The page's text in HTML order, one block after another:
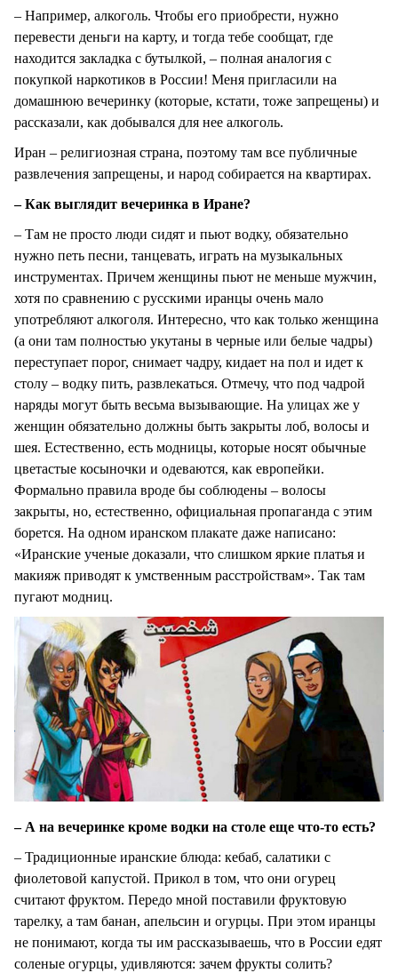
– Например, алкоголь. Чтобы его приобрести, нужно
перевести деньги на карту, и тогда тебе сообщат, где
находится закладка с бутылкой, – полная аналогия с
покупкой наркотиков в России! Меня пригласили на
домашнюю вечеринку (которые, кстати, тоже запрещены) и
рассказали, как добывался для нее алкоголь.
Иран – религиозная страна, поэтому там все публичные
развлечения запрещены, и народ собирается на квартирах.
– Как выглядит вечеринка в Иране?
– Там не просто люди сидят и пьют водку, обязательно
нужно петь песни, танцевать, играть на музыкальных
инструментах. Причем женщины пьют не меньше мужчин,
хотя по сравнению с русскими иранцы очень мало
употребляют алкоголя. Интересно, что как только женщина
(а они там полностью укутаны в черные или белые чадры)
переступает порог, снимает чадру, кидает на пол и идет к
столу – водку пить, развлекаться. Отмечу, что под чадрой
наряды могут быть весьма вызывающие. На улицах же у
женщин обязательно должны быть закрыты лоб, волосы и
шея. Естественно, есть модницы, которые носят обычные
цветастые косыночки и одеваются, как европейки.
Формально правила вроде бы соблюдены – волосы
закрыты, но, естественно, официальная пропаганда с этим
борется. На одном иранском плакате даже написано:
«Иранские ученые доказали, что слишком яркие платья и
макияж приводят к умственным расстройствам». Так там
пугают модниц.
– А на вечеринке кроме водки на столе еще что-то есть?
– Традиционные иранские блюда: кебаб, салатики с
фиолетовой капустой. Прикол в том, что они огурец
считают фруктом. Передо мной поставили фруктовую
тарелку, а там банан, апельсин и огурцы. При этом иранцы
не понимают, когда ты им рассказываешь, что в России едят
соленые огурцы, удивляются: зачем фрукты солить?